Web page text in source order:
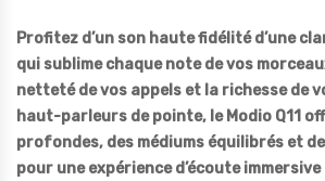
Profitez d’un son haute fidélité d’une
qui sublime chaque note de vos
netteté de vos appels et la richesse de
haut-parleurs de pointe, le Modio Q11
profondes, des médiums équilibrés et
pour une expérience d’écoute